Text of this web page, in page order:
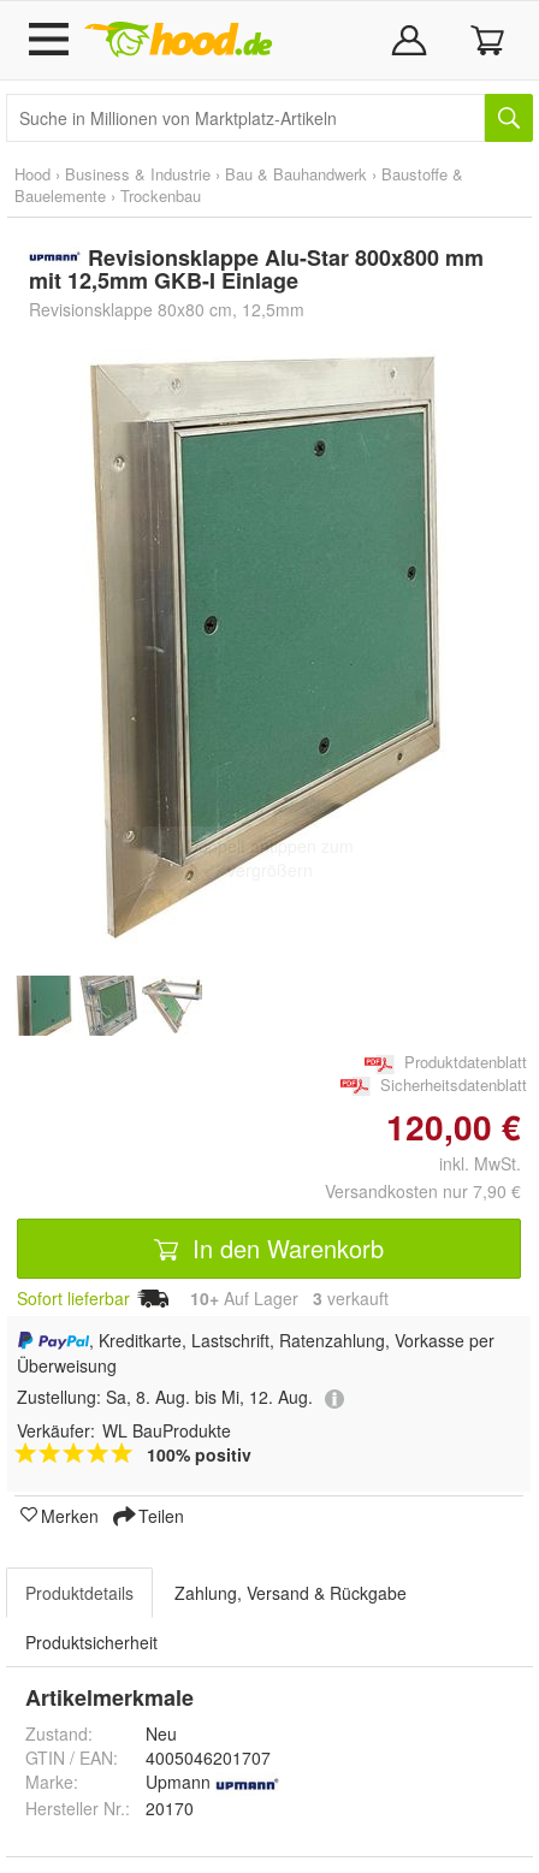
Hood › Business & Industrie › Bau & Bauhandwerk › Baustoffe &
Bauelemente › Trockenbau
Revisionsklappe Alu-Star 800x800 mm
mit 12,5mm GKB-I Einlage
Revisionsklappe 80x80 cm, 12,5mm
Doppelt antippen zum
vergrößern
Produktdatenblatt
Sicherheitsdatenblatt
120,00 €
inkl. MwSt.
Versandkosten nur 7,90 €
In den Warenkorb
Sofort lieferbar 10+ Auf Lager 3 verkauft
, Kreditkarte, Lastschrift, Ratenzahlung, Vorkasse per
Überweisung
Zustellung: Sa, 8. Aug. bis Mi, 12. Aug.
Verkäufer: WL BauProdukte
100% positiv
Merken Teilen
Produktdetails Zahlung, Versand & Rückgabe
Produktsicherheit
Artikelmerkmale
Zustand:
Neu
GTIN / EAN:
4005046201707
Marke:
Upmann
Hersteller Nr.:
20170